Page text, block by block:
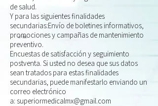
de salud.
Y para las siguientes finalidades
secundarias:Envío de boletines informativos,
promociones y campañas de mantenimiento
preventivo.
Encuestas de satisfacción y seguimiento
postventa. Si usted no desea que sus datos
sean tratados para estas finalidades
secundarias, puede manifestarlo enviando un
correo electrónico
a: superiormedicalmx@gmail.com